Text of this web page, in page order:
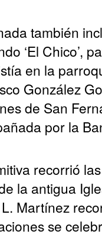
también
‘El Chico’,
en la
González
de San
por la
recorrió
la antigua
Martínez
se